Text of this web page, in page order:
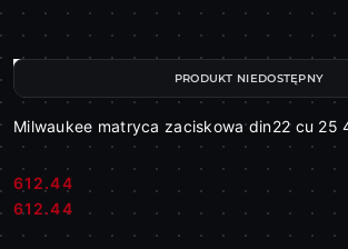
Milwaukee matryca zaciskowa din22 cu 25
Cena:
612.44
Cena:
612.44
PRODUKT NIEDOSTĘPNY